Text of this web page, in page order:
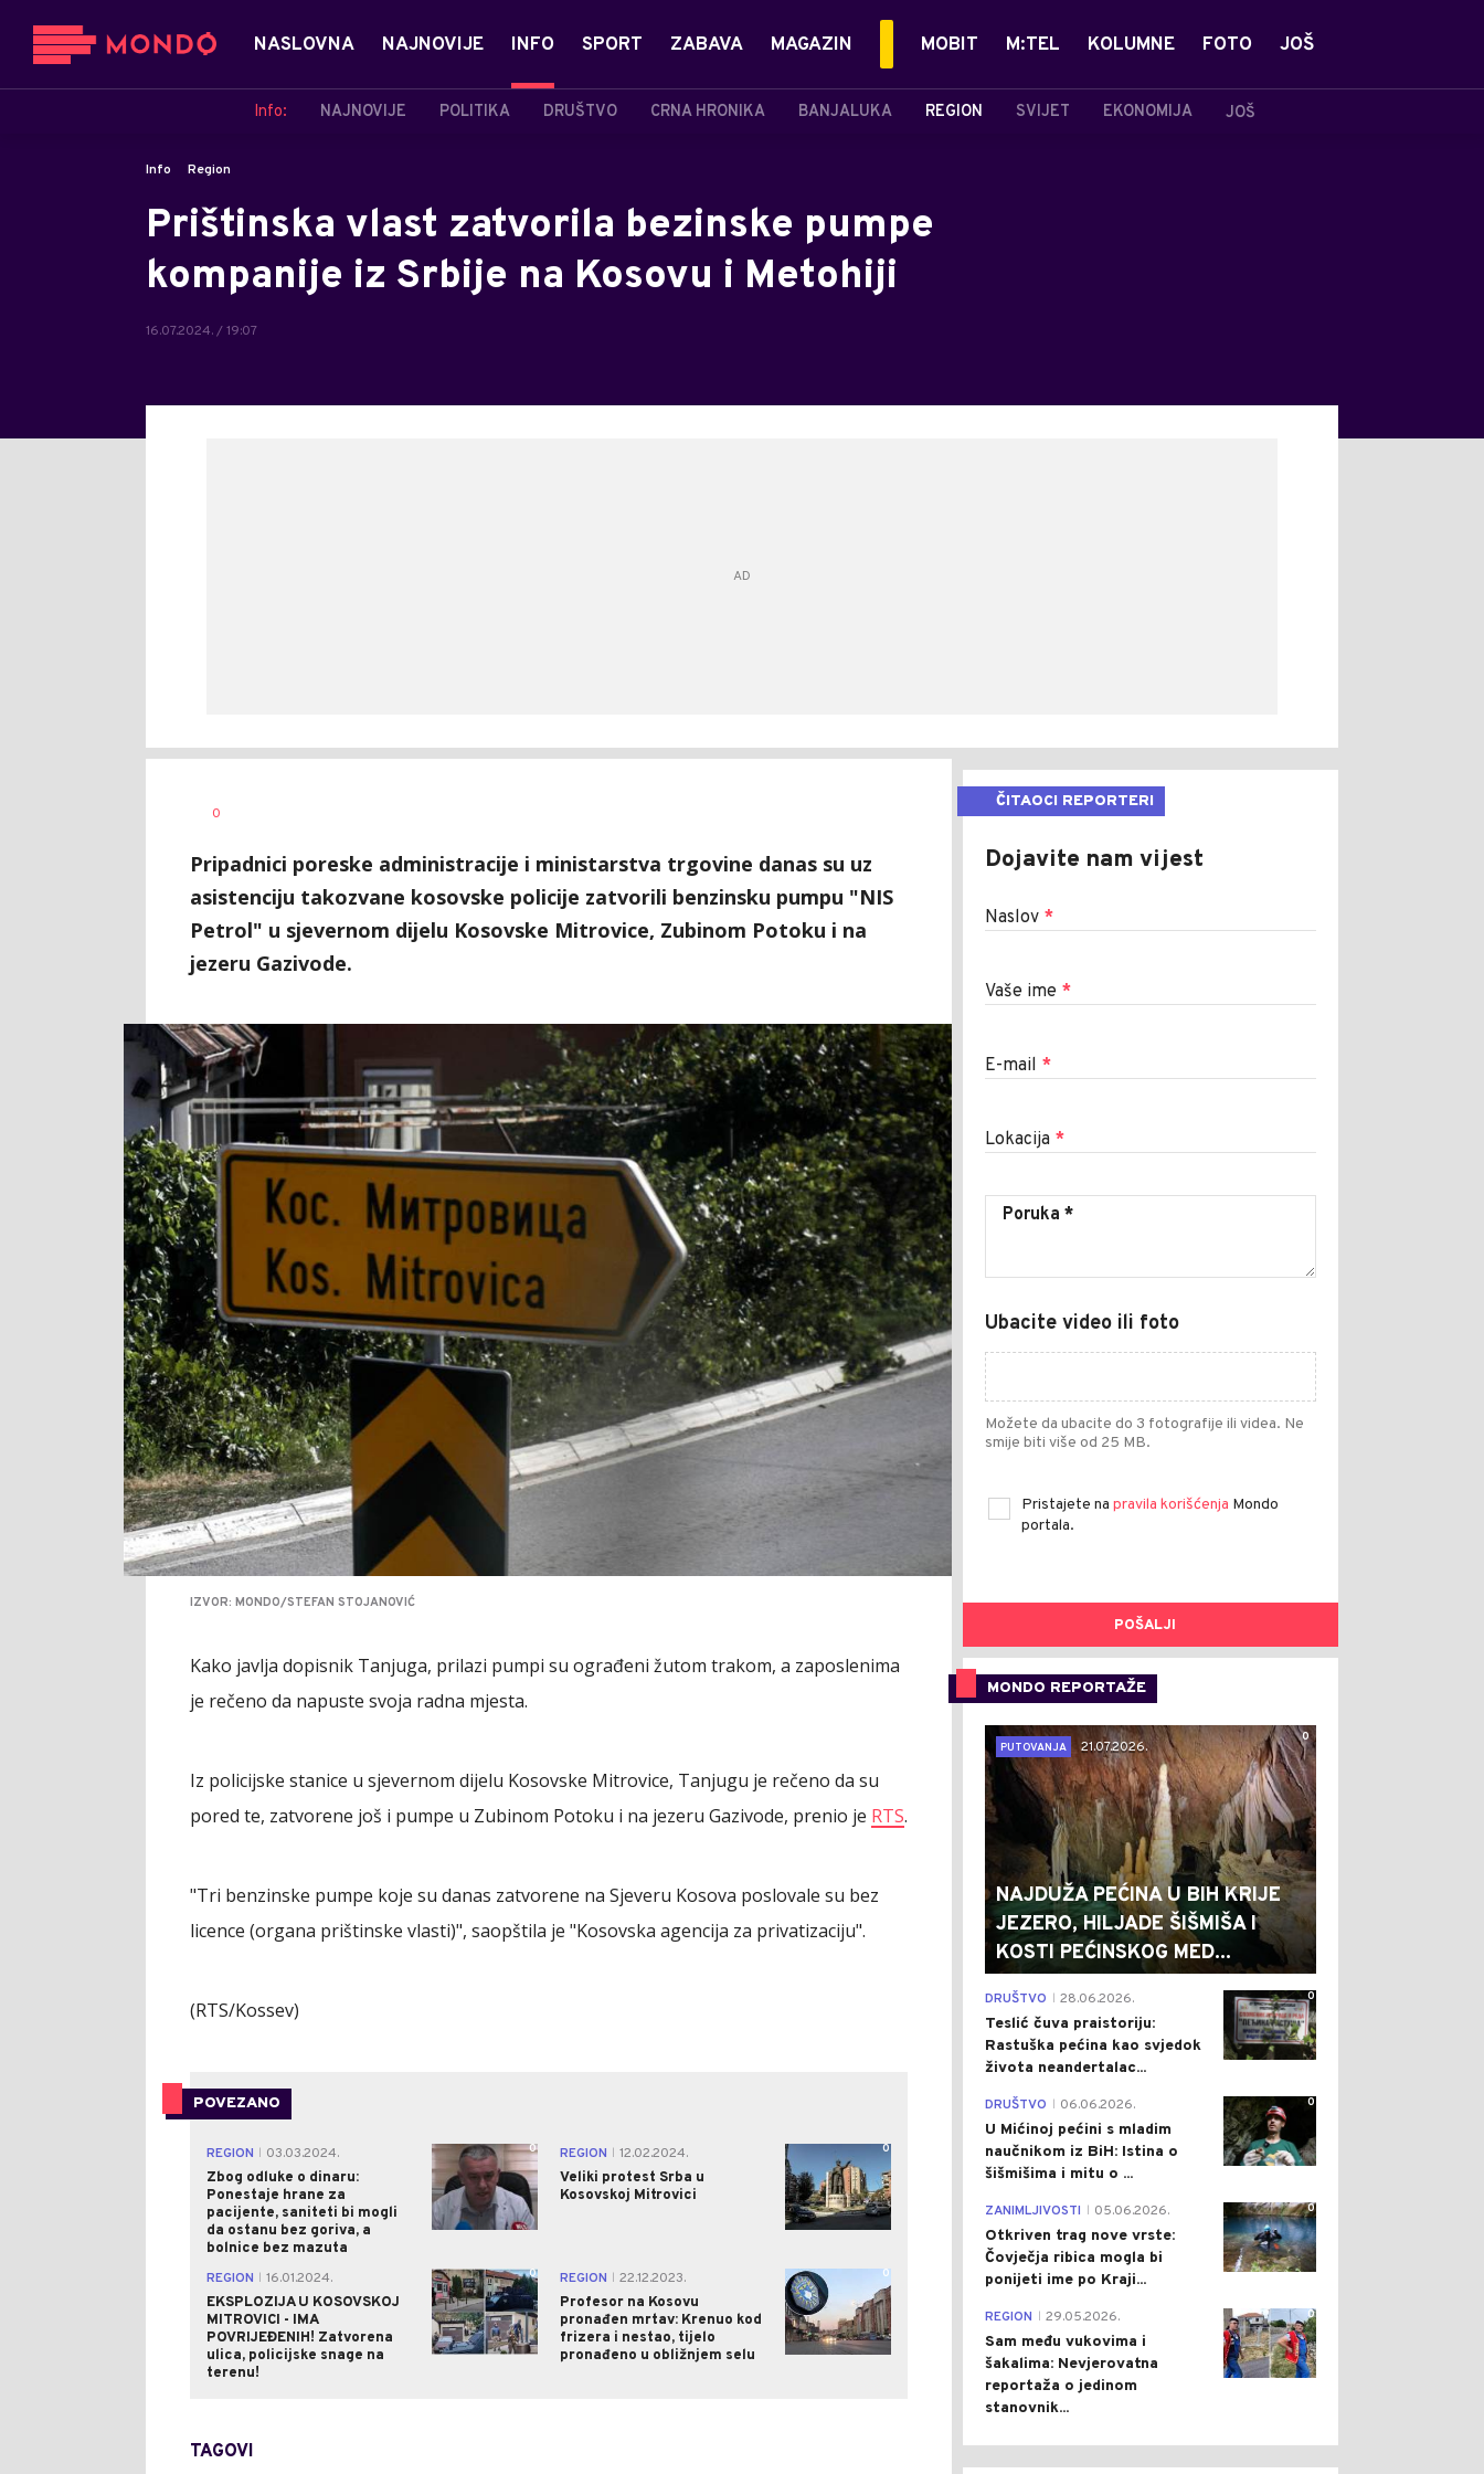
NASLOVNA NAJNOVIJE INFO
Info: NAJNOVIJE POLITIKA DRUŠTVO CRNA HRONIKA BANJALUKA REGION SVIJET EKONOMIJA JOŠ
SPORT ZABAVA MAGAZIN MOBIT M:TEL KOLUMNE FOTO JOŠ
Info Region
Prištinska vlast zatvorila bezinske pumpe
kompanije iz Srbije na Kosovu i Metohiji
16.07.2024. / 19:07
AUTOR
0
Pripadnici poreske administracije i ministarstva trgovine danas su uz
asistenciju takozvane kosovske policije zatvorili benzinsku pumpu "NIS
Petrol" u sjevernom dijelu Kosovske Mitrovice, Zubinom Potoku i na
jezeru Gazivode.
IZVOR: MONDO/STEFAN STOJANOVIĆ
Kako javlja dopisnik Tanjuga, prilazi pumpi su ograđeni žutom trakom, a zaposlenima
je rečeno da napuste svoja radna mjesta.
Iz policijske stanice u sjevernom dijelu Kosovske Mitrovice, Tanjugu je rečeno da su
pored te, zatvorene još i pumpe u Zubinom Potoku i na jezeru Gazivode, prenio je RTS.
"Tri benzinske pumpe koje su danas zatvorene na Sjeveru Kosova poslovale su bez
licence (organa prištinske vlasti)", saopštila je "Kosovska agencija za privatizaciju".
(RTS/Kossev)
POVEZANO
REGION
03.03.2024.
Zbog odluke o dinaru:
Ponestaje hrane za
pacijente, saniteti bi mogli
da ostanu bez goriva, a
bolnice bez mazuta
0 REGION
12.02.2024.
Veliki protest Srba u
Kosovskoj Mitrovici
0
REGION
16.01.2024.
EKSPLOZIJA U KOSOVSKOJ
MITROVICI - IMA
POVRIJEĐENIH! Zatvorena
ulica, policijske snage na
terenu!
0 REGION
22.12.2023.
Profesor na Kosovu
pronađen mrtav: Krenuo kod
frizera i nestao, tijelo
pronađeno u obližnjem selu
0
TAGOVI
ČITAOCI REPORTERI
Dojavite nam vijest
Naslov *
Vaše ime *
E-mail *
Lokacija *
Ubacite video ili foto
Možete da ubacite do 3 fotografije ili videa. Ne
smije biti više od 25 MB.
Pristajete na pravila korišćenja Mondo
portala.
POŠALJI
MONDO REPORTAŽE
0
PUTOVANJA
21.07.2026.
NAJDUŽA PEĆINA U BIH KRIJE
JEZERO, HILJADE ŠIŠMIŠA I
KOSTI PEĆINSKOG MED...
0
DRUŠTVO 28.06.2026.
Teslić čuva praistoriju:
Rastuška pećina kao svjedok
života neandertalac...
0
DRUŠTVO 06.06.2026.
U Mićinoj pećini s mladim
naučnikom iz BiH: Istina o
šišmišima i mitu o ...
0
ZANIMLJIVOSTI 05.06.2026.
Otkriven trag nove vrste:
Čovječja ribica mogla bi
ponijeti ime po Kraji...
0
REGION 29.05.2026.
Sam među vukovima i
šakalima: Nevjerovatna
reportaža o jedinom
stanovnik...